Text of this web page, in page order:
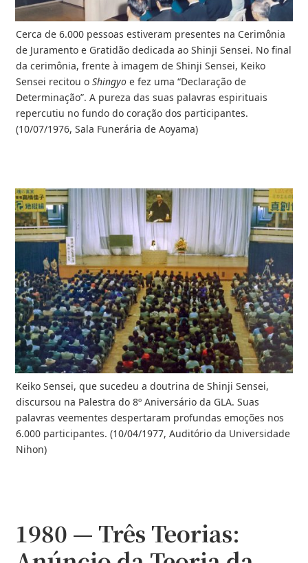
Cerca de 6.000 pessoas estiveram presentes na Cerimônia
de Juramento e Gratidão dedicada ao Shinji Sensei. No final
da cerimônia, frente à imagem de Shinji Sensei, Keiko
Sensei recitou oShingyo e fez uma “Declaração de
Determinação”. A pureza das suas palavras espirituais
repercutiu no fundo do coração dos participantes.
(10/07/1976, Sala Funerária de Aoyama)
Keiko Sensei, que sucedeu a doutrina de Shinji Sensei,
discursou na Palestra do 8º Aniversário da GLA. Suas
palavras veementes despertaram profundas emoções nos
6.000 participantes. (10/04/1977, Auditório da Universidade
Nihon)
1980 — Três Teorias: